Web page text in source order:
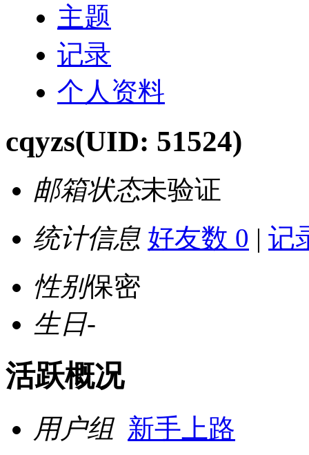
主题
记录
个人资料
cqyzs(UID: 51524)
邮箱状态未验证
统计信息 好友数 0 | 记
性别保密
生日-
活跃概况
用户组 新手上路